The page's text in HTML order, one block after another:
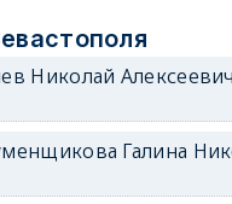
Николай Алексеевич
Галина